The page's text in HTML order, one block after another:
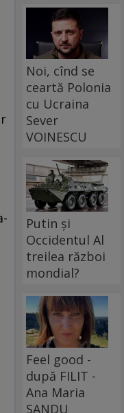
Noi, cînd se
ceartă Polonia
cu Ucraina
Sever
VOINESCU
Putin și
Occidentul Al
treilea război
mondial?
Feel good -
după FILIT -
Ana Maria
SANDU